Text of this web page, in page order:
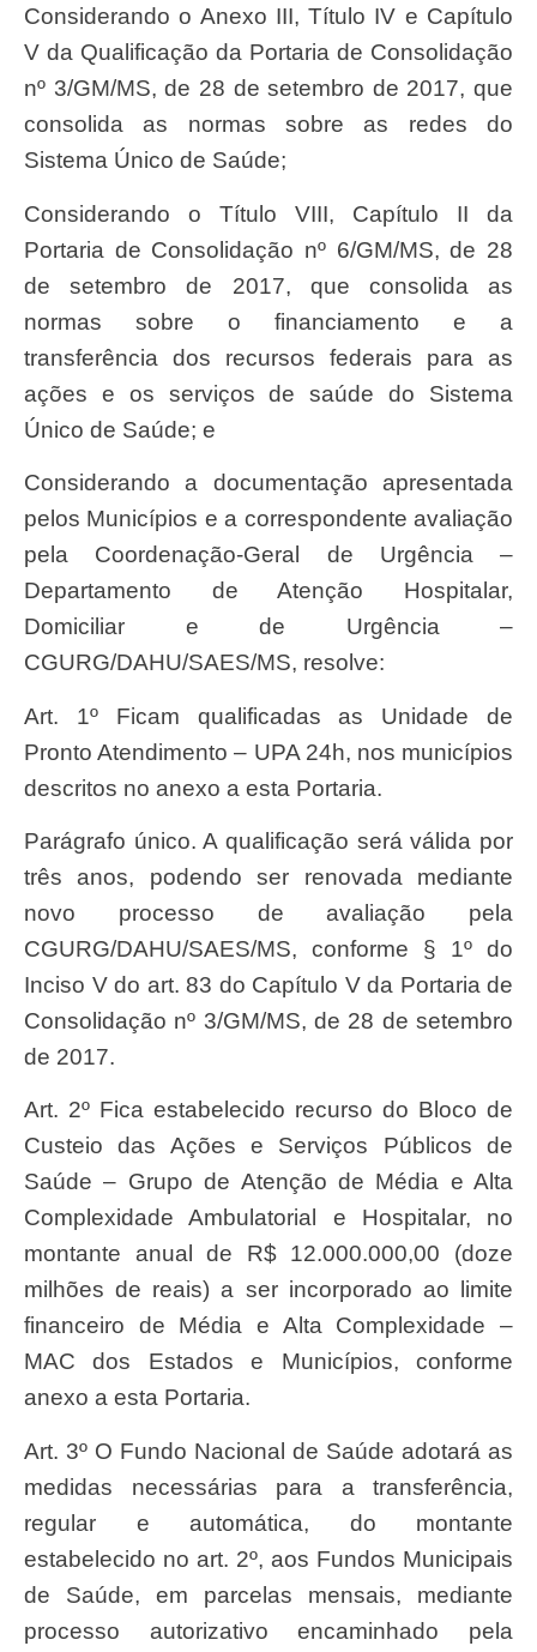
Considerando o Anexo III, Título IV e Capítulo
V da Qualificação da Portaria de Consolidação
nº 3/GM/MS, de 28 de setembro de 2017, que
consolida as normas sobre as redes do
Sistema Único de Saúde;
Considerando o Título VIII, Capítulo II da
Portaria de Consolidação nº 6/GM/MS, de 28
de setembro de 2017, que consolida as
normas sobre o financiamento e a
transferência dos recursos federais para as
ações e os serviços de saúde do Sistema
Único de Saúde; e
Considerando a documentação apresentada
pelos Municípios e a correspondente avaliação
pela Coordenação-Geral de Urgência –
Departamento de Atenção Hospitalar,
Domiciliar e de Urgência –
CGURG/DAHU/SAES/MS, resolve:
Art. 1º Ficam qualificadas as Unidade de
Pronto Atendimento – UPA 24h, nos municípios
descritos no anexo a esta Portaria.
Parágrafo único. A qualificação será válida por
três anos, podendo ser renovada mediante
novo processo de avaliação pela
CGURG/DAHU/SAES/MS, conforme § 1º do
Inciso V do art. 83 do Capítulo V da Portaria de
Consolidação nº 3/GM/MS, de 28 de setembro
de 2017.
Art. 2º Fica estabelecido recurso do Bloco de
Custeio das Ações e Serviços Públicos de
Saúde – Grupo de Atenção de Média e Alta
Complexidade Ambulatorial e Hospitalar, no
montante anual de R$ 12.000.000,00 (doze
milhões de reais) a ser incorporado ao limite
financeiro de Média e Alta Complexidade –
MAC dos Estados e Municípios, conforme
anexo a esta Portaria.
Art. 3º O Fundo Nacional de Saúde adotará as
medidas necessárias para a transferência,
regular e automática, do montante
estabelecido no art. 2º, aos Fundos Municipais
de Saúde, em parcelas mensais, mediante
processo autorizativo encaminhado pela